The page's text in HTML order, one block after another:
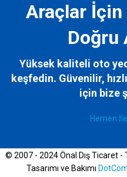
Araçlar İçin
Doğru
Yüksek kaliteli oto
keşfedin. Güvenilir,
için bize
Hemen
© 2007 - 2024 Önal Dış Ticaret -
Tasarımı ve Bakımı